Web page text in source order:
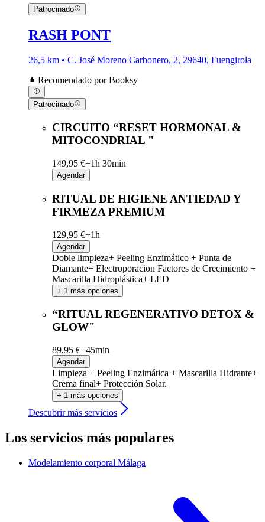
Patrocinado
RASH PONT
26,5 km • C. José Moreno Carbonero, 2, 29640, Fuengirola
Recomendado por Booksy
Patrocinado
CIRCUITO “RESET HORMONAL &
MITOCONDRIAL "
149,95 €+1h 30min
Agendar
RITUAL DE HIGIENE ANTIEDAD Y
FIRMEZA PREMIUM
129,95 €+1h
Agendar
Doble limpieza+ Peeling Enzimático + Punta de
Diamante+ Electroporacion Factores de Crecimiento +
Mascarilla Hidroplástica+ LED
+ 1 más opciones
“RITUAL REGENERATIVO DETOX &
GLOW"
89,95 €+45min
Agendar
Limpieza + Peeling Enzimática + Mascarilla Hidrante+
Crema final+ Protección Solar.
+ 1 más opciones
Descubrir más servicios
Los servicios más populares
Modelamiento corporal Málaga